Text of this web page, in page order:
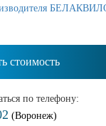
стоимость
по телефону:
(Воронеж)